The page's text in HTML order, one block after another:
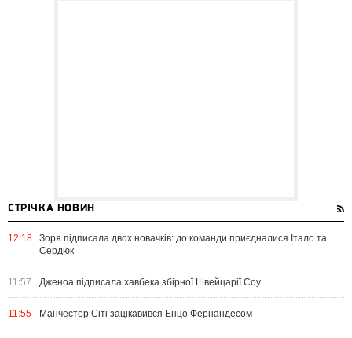
СТРІЧКА НОВИН
12:18
Зоря підписала двох новачків: до команди приєдналися Італо та
Сердюк
11:57 Дженоа підписала хавбека збірної Швейцарії Соу
11:55 Манчестер Сіті зацікавився Енцо Фернандесом